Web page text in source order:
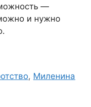
—
и нужно
, Миленина